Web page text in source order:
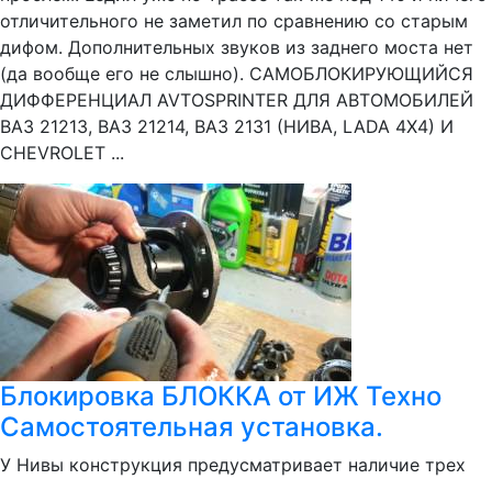
отличительного не заметил по сравнению со старым
дифом. Дополнительных звуков из заднего моста нет
(да вообще его не слышно). САМОБЛОКИРУЮЩИЙСЯ
ДИФФЕРЕНЦИАЛ AVTOSPRINTER ДЛЯ АВТОМОБИЛЕЙ
ВАЗ 21213, ВАЗ 21214, ВАЗ 2131 (НИВА, LADA 4X4) И
CHEVROLET ...
Блокировка БЛОККА от ИЖ Техно
Самостоятельная установка.
У Нивы конструкция предусматривает наличие трех